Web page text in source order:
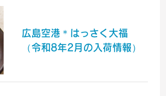
広島空港＊はっさく大福
（令和8年2月の入荷情報）